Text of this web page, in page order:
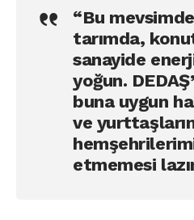
“Bu
tarımda,
sanayide
yoğun.
buna uygun
ve
etmemesi